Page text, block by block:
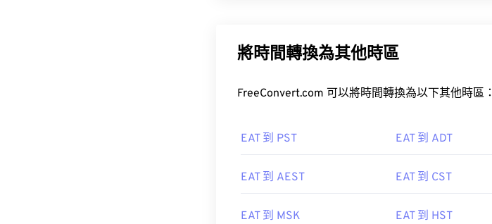
將時間轉換為其他時區
FreeConvert.com 可以將時間轉換為以下其他時區：
EAT 到 PST EAT 到 ADT
EAT 到 AEST EAT 到 CST
EAT 到 MSK EAT 到 HST